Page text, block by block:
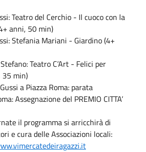
Teatro del Cerchio - Il cuoco con la
anni, 50 min)
Stefania Mariani - Giardino (4+
Teatro C’Art - Felici per
35 min)
a Piazza Roma: parata
Assegnazione del PREMIO CITTA’
il programma si arricchirà di
e cura delle Associazioni locali: